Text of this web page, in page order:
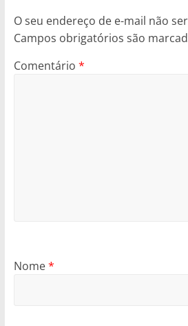
O seu endereço de e-mail não
Campos obrigatórios são
Comentário *
Nome*